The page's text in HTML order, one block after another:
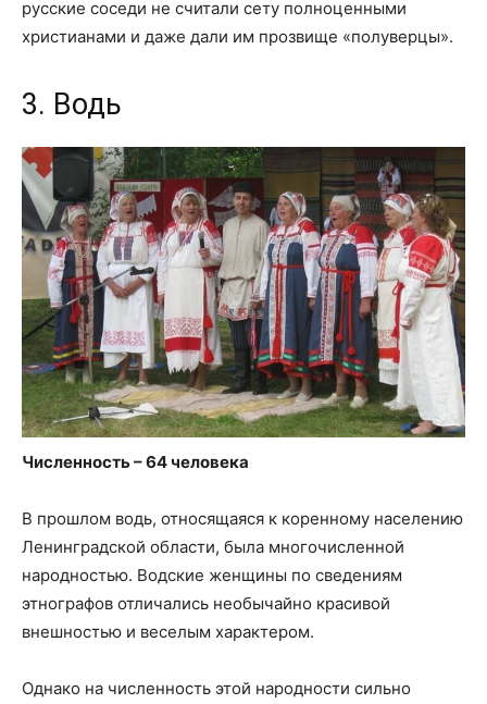
русские соседи не считали сету полноценными
христианами и даже дали им прозвище «полуверцы».
3. Водь
Численность – 64 человека
В прошлом водь, относящаяся к коренному населению
Ленинградской области, была многочисленной
народностью. Водские женщины по сведениям
этнографов отличались необычайно красивой
внешностью и веселым характером.
Однако на численность этой народности сильно